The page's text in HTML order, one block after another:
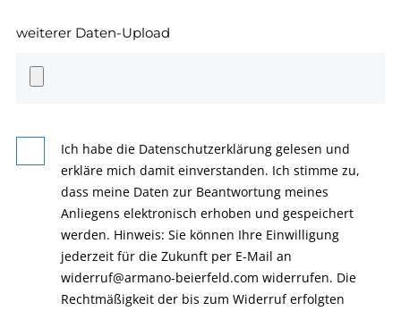
weiterer Daten-Upload
Ich habe die Datenschutzerklärung gelesen und
erkläre mich damit einverstanden. Ich stimme zu,
dass meine Daten zur Beantwortung meines
Anliegens elektronisch erhoben und gespeichert
werden. Hinweis: Sie können Ihre Einwilligung
jederzeit für die Zukunft per E-Mail an
widerruf@armano-beierfeld.com widerrufen. Die
Rechtmäßigkeit der bis zum Widerruf erfolgten